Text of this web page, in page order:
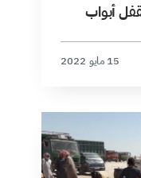
أبواب
15 مايو 2022